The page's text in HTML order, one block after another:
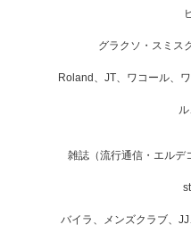
グラクソ・スミス
Roland、JT、ワコール、
ル
雑誌（流行通信・エルデ
バイラ、メンズクラブ、